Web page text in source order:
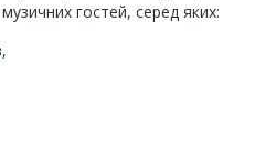
гостей, серед яких: